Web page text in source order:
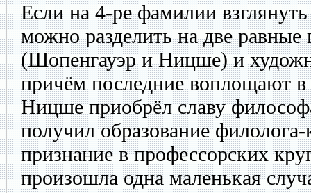
Если на 4-ре фамилии
можно разделить на две
(Шопенгауэр и Ницше) и
причём последние воплощают
Ницше приобрёл славу
получил образование
признание в профессорских
произошла одна маленькая